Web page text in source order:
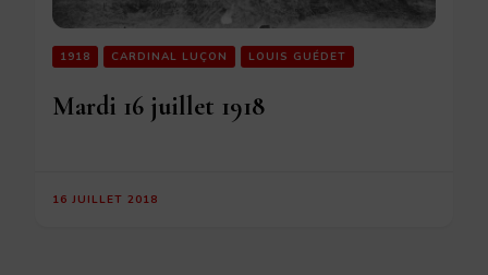
1918 CARDINAL LUÇON LOUIS GUÉDET
Mardi 16 juillet 1918
16 JUILLET 2018